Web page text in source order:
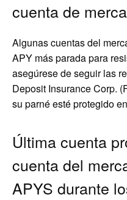
cuenta de
Algunas cuentas del
APY más parada para
asegúrese de seguir las
Deposit Insurance Corp.
su parné esté protegido
Última cuenta
cuenta del
APYS durante